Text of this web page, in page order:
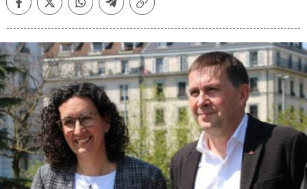
FacebookTwitterWhatsappTelegramCopiar